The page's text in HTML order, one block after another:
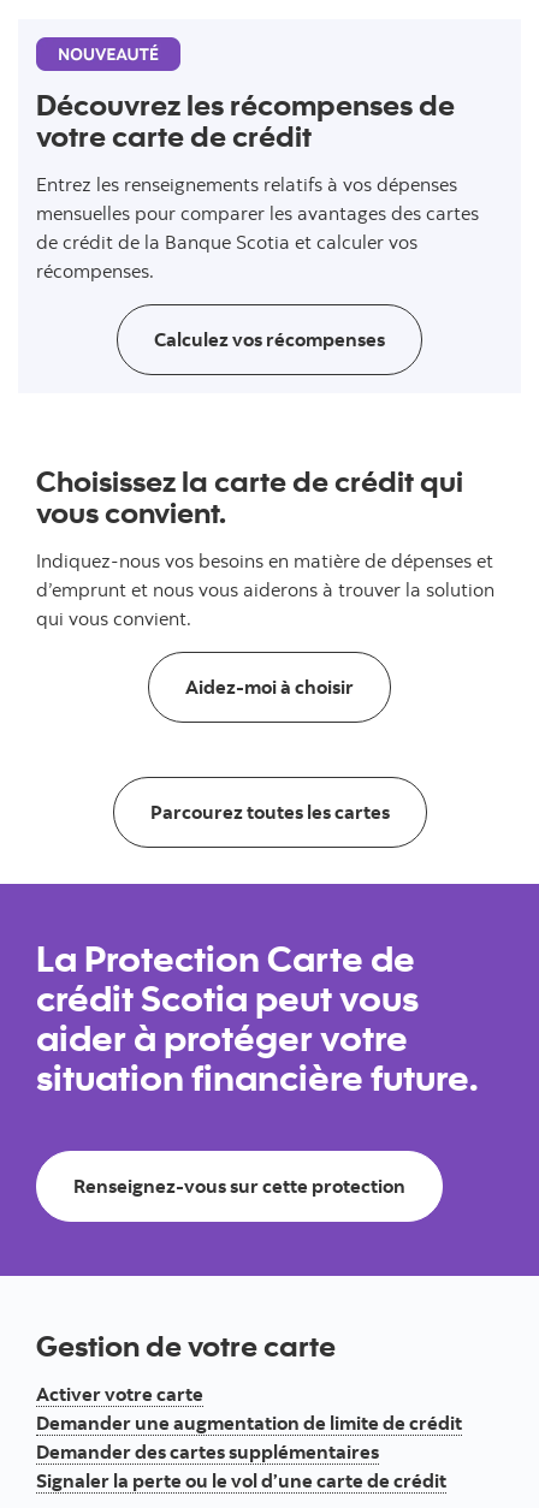
Découvrez les récompenses de
votre carte de crédit
Entrez les renseignements relatifs à vos dépenses
mensuelles pour comparer les avantages des cartes
de crédit de la Banque Scotia et calculer vos
récompenses.
Calculez vos récompenses
Choisissez la carte de crédit qui
vous convient.
Indiquez-nous vos besoins en matière de dépenses et
d’emprunt et nous vous aiderons à trouver la solution
qui vous convient.
Aidez-moi à choisir
Parcourez toutes les cartes
La Protection Carte de
crédit Scotia peut vous
aider à protéger votre
situation financière future.
Renseignez-vous sur cette protection Détails sur la
Gestion de votre carte
Activer votre carte
Demander une augmentation de limite de crédit
Demander des cartes supplémentaires
Signaler la perte ou le vol d’une carte de crédit